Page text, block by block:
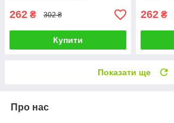
262 ₴ 302 ₴
Купити
262 ₴
Показати ще
Про нас